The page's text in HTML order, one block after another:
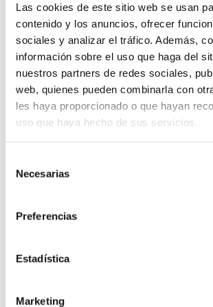
Las cookies de este sitio web se usan
contenido y los anuncios, ofrecer
sociales y analizar el tráfico. Además,
información sobre el uso que haga del
nuestros partners de redes sociales,
web, quienes pueden combinarla con
les haya proporcionado o que hayan
uso que haya hecho de sus servicios.
Necesarias
Preferencias
Estadística
Marketing
chevron_left chevron_right
consigue 15 puntos de fidelización
RIBOFLAVINA